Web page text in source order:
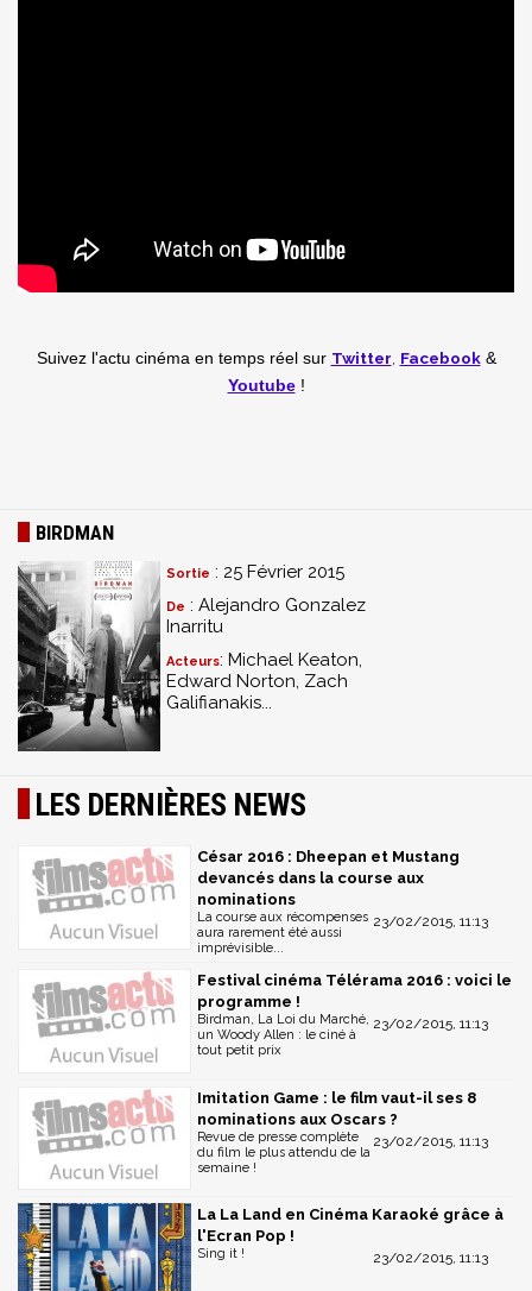
Suivez l'actu cinéma en temps réel sur Twitter Facebook&
Youtube!
BIRDMAN
Sortie : 25 Février 2015
De : Alejandro Gonzalez
Inarritu
Acteurs: Michael Keaton,
Edward Norton, Zach
Galifianakis...
LES DERNIÈRES NEWS
César 2016 : Dheepan et Mustang
devancés dans la course aux
nominations
23/02/2015, 11:13
La course aux récompenses
aura rarement été aussi
imprévisible...
Festival cinéma Télérama 2016 : voici le
programme !
23/02/2015, 11:13
Birdman, La Loi du Marché,
un Woody Allen : le ciné à
tout petit prix
Imitation Game : le film vaut-il ses 8
nominations aux Oscars ?
23/02/2015, 11:13
Revue de presse complète
du film le plus attendu de la
semaine !
La La Land en Cinéma Karaoké grâce à
l'Ecran Pop !
23/02/2015, 11:13
Sing it !